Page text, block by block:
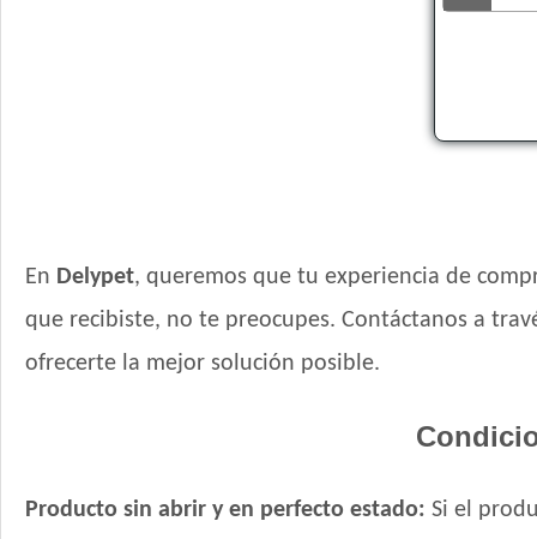
En Delypet, queremos que tu experiencia de
que recibiste, no te preocupes. Contáctanos a
ofrecerte la mejor solución posible.
Producto sin abrir y en perfecto estado: Si el